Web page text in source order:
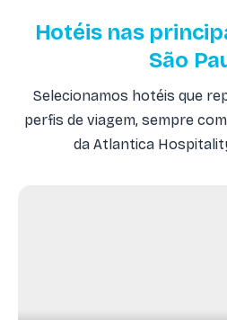
Hotéis nas
São
Selecionamos hotéis que
perfis de viagem, sempre
da Atlantica